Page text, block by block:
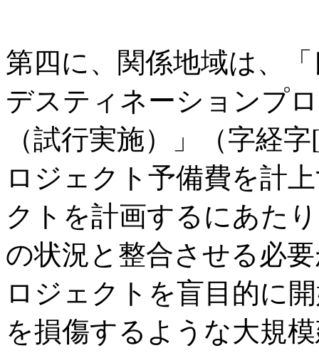
第四に、関係地域は、
デスティネーションプ
（試行実施）」（字経
ロジェクト予備費を計
クトを計画するにあた
の状況と整合させる必
ロジェクトを盲目的に
を損傷するような大規